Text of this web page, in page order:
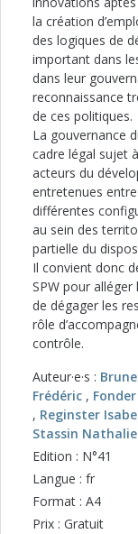
la création
des logiques de
important dans
dans leur
reconnaissance
de ces politiques.
La gouvernance
cadre légal sujet
acteurs du
entretenues
différentes
au sein des
partielle du
Il convient donc
SPW pour
de dégager les
rôle
contrôle.
Auteur·e·s :
Frédéric ,
, Reginster
Stassin Nathalie
Edition : N°41
Langue : fr
Format : A4
Prix : Gratuit